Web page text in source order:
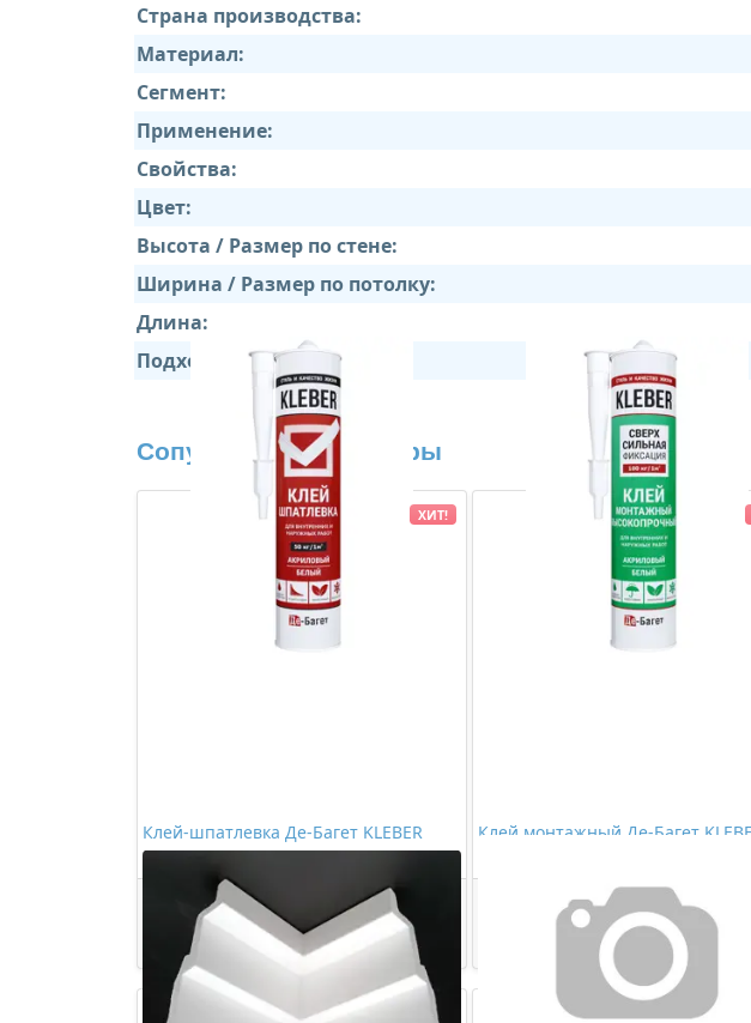
Страна производства:
Материал:
Сегмент:
Применение:
Свойства:
Цвет:
Высота / Размер по стене:
Ширина / Размер по потолку:
Длина:
Подходит:
Сопутствующие товары
Клей-шпатлевка Де-Багет KLEBER
(290мл)
363,00 ₽/шт
Купить
ХИТ!
Клей монтажный Де-Багет
534,00 ₽/шт
Купить